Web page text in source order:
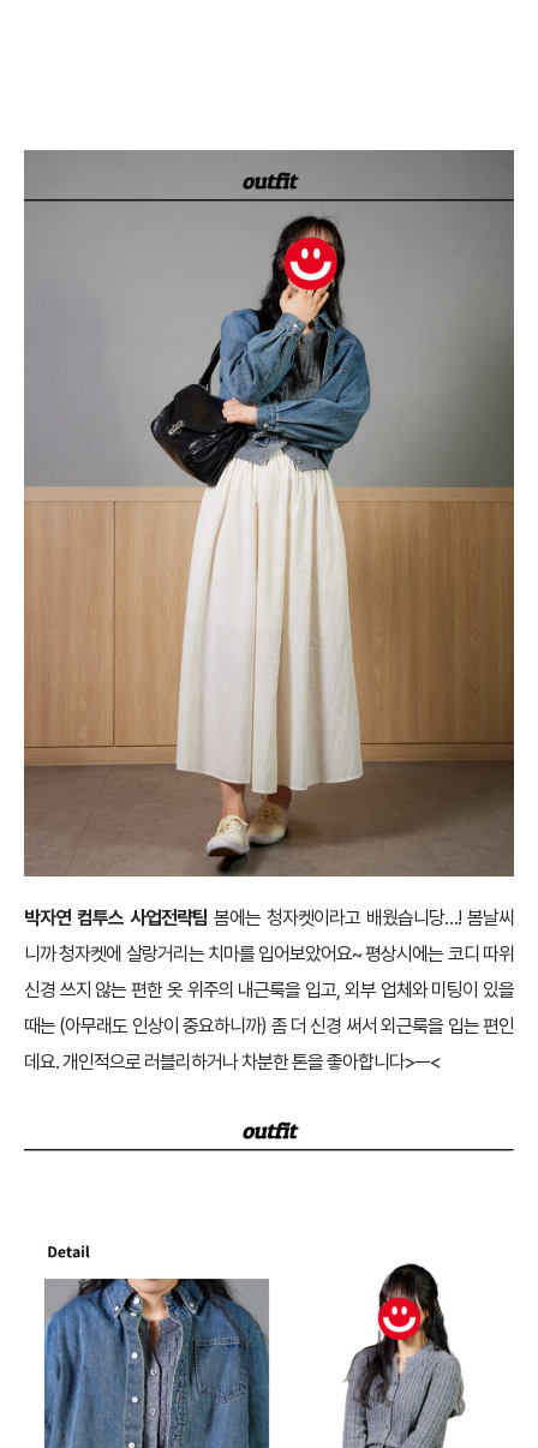
박자연 컴투스 사업전략팀 봄에는 청자켓이라고 배웠습니당…! 봄날씨
니까 청자켓에 살랑거리는 치마를 입어보았어요~ 평상시에는 코디 따위
신경 쓰지 않는 편한 옷 위주의 내근룩을 입고, 외부 업체와 미팅이 있을
때는 (아무래도 인상이 중요하니까) 좀 더 신경 써서 외근룩을 입는 편인
데요. 개인적으로 러블리하거나 차분한 톤을 좋아합니다>ㅡ<